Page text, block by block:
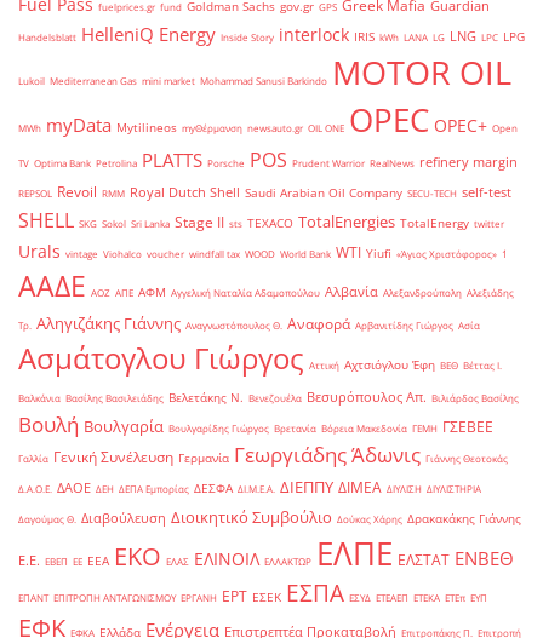
fuelprices.gr fund Goldman Sachs gov.gr GPS Greek Mafia Guardian
Handelsblatt HelleniQ Energy Inside Story interlock IRIS kWh LANA LG LNG LPC LPG
Lukoil Mediterranean Gas mini market Mohammad Sanusi Barkindo MOTOR OIL
MWh myData Mytilineos myΘέρμανση newsauto.gr OIL ONE OPEC OPEC+ Open
TV Optima Bank Petrolina PLATTS Porsche POS Prudent Warrior RealNews refinery margin
REPSOL Revoil RMM Royal Dutch Shell Saudi Arabian Oil Company SECU-TECH self-test
SHELL SKG Sokol Sri Lanka Stage II sts TEXACO TotalEnergies TotalEnergy twitter
Urals vintage Viohalco voucher windfall tax WOOD World Bank WTI Yiufi «Άγιος Χριστόφορος» ΄1
ΑΑΔΕ ΑΟΖ ΑΠΕ ΑΦΜ Αγγελική Ναταλία Αδαμοπούλου Αλβανία Αλεξανδρούπολη Αλεξιάδης
Τρ. Αληγιζάκης Γιάννης Αναγνωστόπουλος Θ. Αναφορά Αρβανιτίδης Γιώργος Ασία
Ασμάτογλου Γιώργος Αττική Αχτσιόγλου Έφη ΒΕΘ Βέττας Ι.
Βαλκάνια Βασίλης Βασιλειάδης Βελετάκης Ν. Βενεζουέλα Βεσυρόπουλος Απ. Βιλιάρδος Βασίλης
Βουλή Βουλγαρία Βουλγαρίδης Γιώργος Βρετανία Βόρεια Μακεδονία ΓΕΜΗ ΓΣΕΒΕΕ
Γαλλία Γενική Συνέλευση Γερμανία Γεωργιάδης Άδωνις Γιάννης Θεοτοκάς
Δ.Α.Ο.Ε. ΔΑΟΕ ΔΕΗ ΔΕΠΑ Εμπορίας ΔΕΣΦΑ ΔΙ.Μ.Ε.Α. ΔΙΕΠΠΥ ΔΙΜΕΑ ΔΙΥΛΙΣΗ ΔΙΥΛΙΣΤΗΡΙΑ
Δαγούμας Θ. Διαβούλευση Διοικητικό Συμβούλιο Δούκας Χάρης Δρακακάκης Γιάννης
Ε.Ε. ΕΒΕΠ ΕΕ ΕΕΑ ΕΚΟ ΕΛΑΣ ΕΛΙΝΟΙΛ ΕΛΛΑΚΤΩΡ ΕΛΠΕ ΕΛΣΤΑΤ ΕΝΒΕΘ
ΕΠΑΝΤ ΕΠΙΤΡΟΠΗ ΑΝΤΑΓΩΝΙΣΜΟΥ ΕΡΓΑΝΗ ΕΡΤ ΕΣΕΚ ΕΣΠΑ ΕΣΥΔ ΕΤΕΑΕΠ ΕΤΕΚΑ ΕΤΕπ ΕΥΠ
ΕΦΚ ΕΦΚΑ Ελλάδα Ενέργεια Επιστρεπτέα Προκαταβολή Επιτροπάκης Π. Επιτροπή